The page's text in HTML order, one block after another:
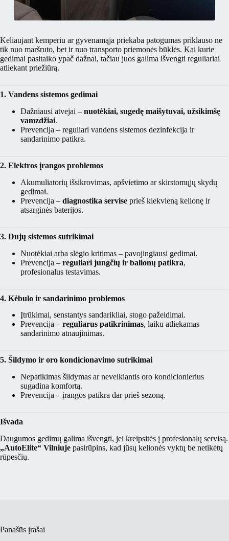
Keliaujant kemperiu ar gyvenamąja priekaba patogumas priklauso ne
tik nuo maršruto, bet ir nuo transporto priemonės būklės. Kai kurie
gedimai pasitaiko ypač dažnai, tačiau juos galima išvengti reguliariai
atliekant priežiūrą.
1. Vandens sistemos gedimai
Dažniausi atvejai – nuotėkiai, sugedę maišytuvai, užsikimšę
vamzdžiai.
Prevencija – reguliari vandens sistemos dezinfekcija ir
sandarinimo patikra.
2. Elektros įrangos problemos
Akumuliatorių išsikrovimas, apšvietimo ar skirstomųjų skydų
gedimai.
Prevencija – diagnostika servise prieš kiekvieną kelionę ir
atsarginės baterijos.
3. Dujų sistemos sutrikimai
Nuotėkiai arba slėgio kritimas – pavojingiausi gedimai.
Prevencija – reguliari jungčių ir balionų patikra,
profesionalus testavimas.
4. Kėbulo ir sandarinimo problemos
Įtrūkimai, senstantys sandarikliai, stogo pažeidimai.
Prevencija – reguliarus patikrinimas, laiku atliekamas
sandarinimo atnaujinimas.
5. Šildymo ir oro kondicionavimo sutrikimai
Nepatikimas šildymas ar neveikiantis oro kondicionierius
sugadina komfortą.
Prevencija – įrangos patikra dar prieš sezoną.
Išvada
Daugumos gedimų galima išvengti, jei kreipsitės į profesionalų servisą.
„AutoElite“ Vilniuje pasirūpins, kad jūsų kelionės vyktų be netikėtų
rūpesčių.
Panašūs įrašai